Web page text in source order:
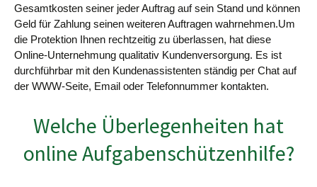
Gesamtkosten seiner jeder Auftrag auf sein Stand und können
Geld für Zahlung seinen weiteren Auftragen wahrnehmen.Um
die Protektion Ihnen rechtzeitig zu überlassen, hat diese
Online-Unternehmung qualitativ Kundenversorgung. Es ist
durchführbar mit den Kundenassistenten ständig per Chat auf
der WWW-Seite, Email oder Telefonnummer kontakten.
Welche Überlegenheiten hat
online Aufgabenschützenhilfe?